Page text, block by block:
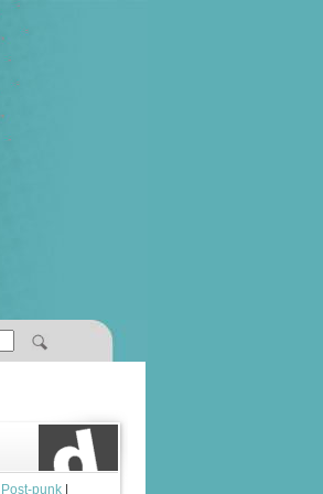
Post-punk